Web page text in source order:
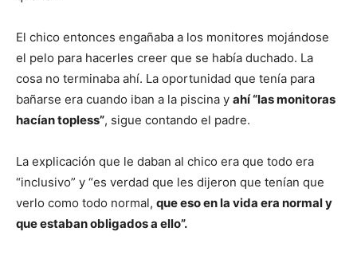
El chico entonces engañaba a los monitores mojándose
el pelo para hacerles creer que se había duchado. La
cosa no terminaba ahí. La oportunidad que tenía para
bañarse era cuando iban a la piscina y ahí “las monitoras
hacían topless”, sigue contando el padre.
La explicación que le daban al chico era que todo era
“inclusivo” y “es verdad que les dijeron que tenían que
verlo como todo normal, que eso en la vida era normal y
que estaban obligados a ello”.